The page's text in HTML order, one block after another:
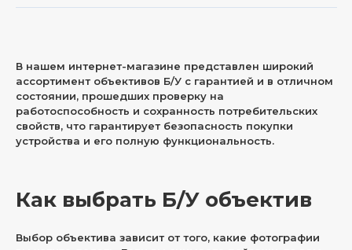
В нашем интернет-магазине представлен широкий
ассортимент объективов Б/У с гарантией и в отличном
состоянии, прошедших проверку на
работоспособность и сохранность потребительских
свойств, что гарантирует безопасность покупки
устройства и его полную функциональность.
Как выбрать Б/У объектив
Выбор объектива зависит от того, какие фотографии